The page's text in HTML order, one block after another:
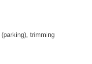
(parking), trimming